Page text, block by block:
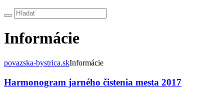
Informácie
povazska-bystrica.skInformácie
Harmonogram jarného čistenia mesta 2017